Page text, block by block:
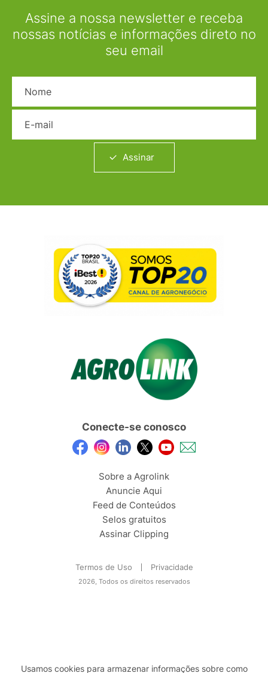
Assine a nossa newsletter e receba
nossas notícias e informações direto no
seu email
Assinar
Conecte-se conosco
Sobre a Agrolink
Anuncie Aqui
Feed de Conteúdos
Selos gratuitos
Assinar Clipping
Termos de Uso Privacidade
2026, Todos os direitos reservados
Usamos cookies para armazenar informações sobre como